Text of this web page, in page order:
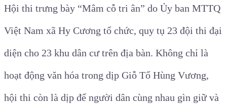
Hội thi trưng bày “Mâm cỗ tri ân” do Ủy ban MTTQ
Việt Nam xã Hy Cương tổ chức, quy tụ 23 đội thi đại
diện cho 23 khu dân cư trên địa bàn. Không chỉ là
hoạt động văn hóa trong dịp Giỗ Tổ Hùng Vương,
hội thi còn là dịp để người dân cùng nhau gìn giữ và